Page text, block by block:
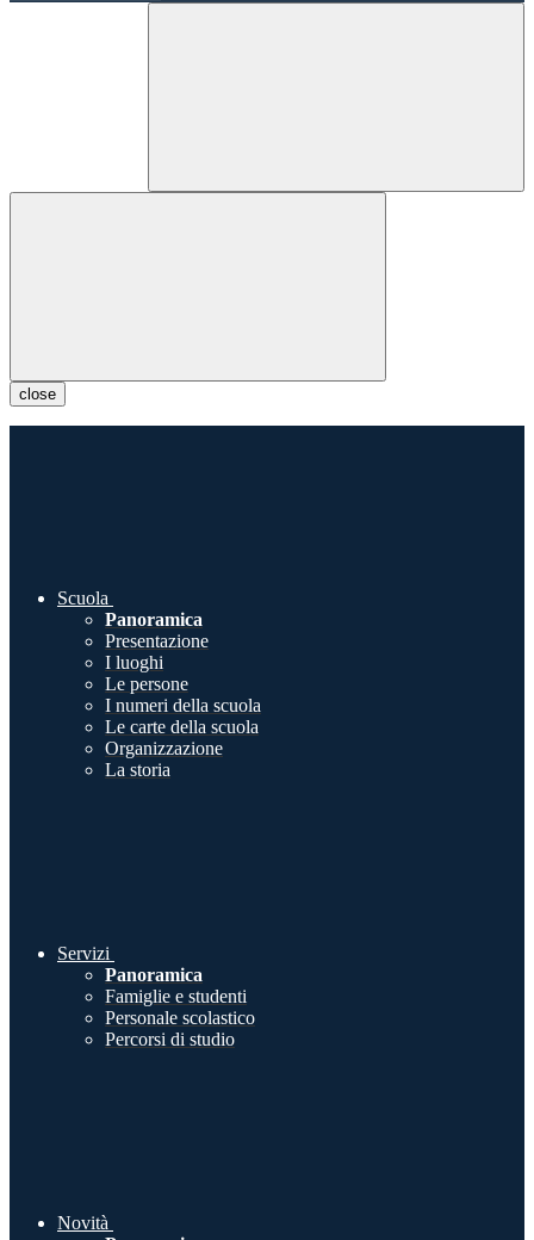
close
Scuola
Panoramica
Presentazione
I luoghi
Le persone
I numeri della scuola
Le carte della scuola
Organizzazione
La storia
Servizi
Panoramica
Famiglie e studenti
Personale scolastico
Percorsi di studio
Novità